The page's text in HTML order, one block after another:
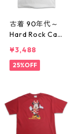
古着 90年代～
Hard Rock Caf
カフェ NEW OR
LEANS ニュー
ホワイト 表
記：L gd4102
92n w60728
¥3,488
25%OFF